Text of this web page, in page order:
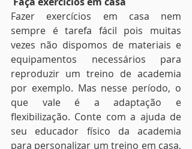
Fazer exercícios em casa nem
sempre é tarefa fácil pois muitas
vezes não dispomos de materiais e
equipamentos necessários para
reproduzir um treino de academia
por exemplo. Mas nesse período, o
que vale é a adaptação e
flexibilização. Conte com a ajuda de
seu educador físico da academia
para personalizar um treino em casa,